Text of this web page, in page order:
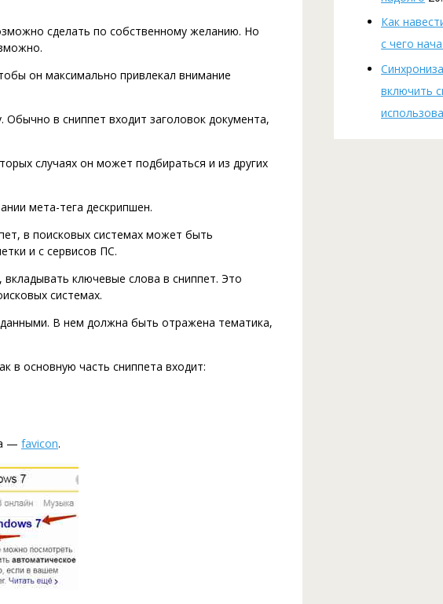
сделать по собственному желанию. Но
он максимально привлекал внимание
в сниппет входит заголовок документа,
случаях он может подбираться и из других
мета-тега дескрипшен.
в поисковых системах может быть
и с сервисов ПС.
ключевые слова в сниппет. Это
системах.
В нем должна быть отражена тематика,
в основную часть сниппета входит:
— favicon.
Как
с чего
включить